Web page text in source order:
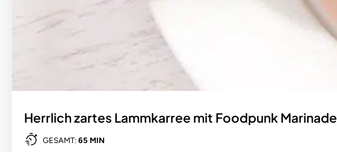
Herrlich zartes Lammkarree mit Foodpunk Marinade
GESAMT: 65 MIN